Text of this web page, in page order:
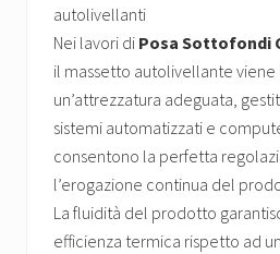
autolivellanti
Nei lavori di Posa Sottofondi
il massetto autolivellante
un’attrezzatura adeguata,
sistemi automatizzati e
consentono la perfetta
l’erogazione continua del
La fluidità del prodotto
efficienza termica rispetto ad